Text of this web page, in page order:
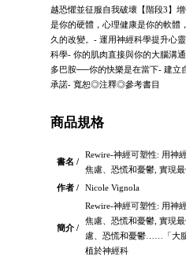
越恐懼並征服自我破壞【階段3】
是你的硬體，心理健康是你的軟體
久的改變。- 運用神經科學提升心
科學- 你的肌肉直接與你的大腦溝
多巴胺──你的快樂是在當下- 建立
承諾- 寬恕◎注釋◎參考書目
商品規格
書名 /
Rewire-神經可塑性: 用神
焦慮、恐慌和憂鬱, 實現
作者 /
Nicole Vignola
簡介 /
Rewire-神經可塑性: 用神
焦慮、恐慌和憂鬱, 實現
慮、恐慌和憂鬱……「大
植於神經科